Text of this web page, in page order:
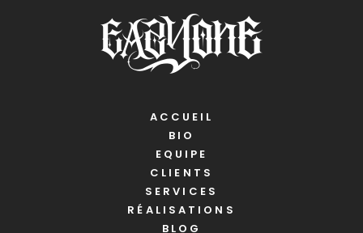
ACCUEIL
BIO
EQUIPE
CLIENTS
SERVICES
RÉALISATIONS
BLOG